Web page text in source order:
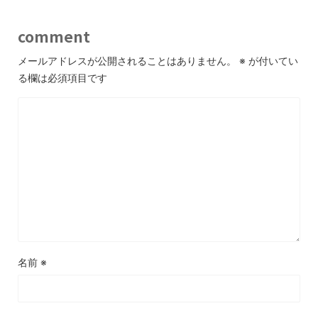
comment
メールアドレスが公開されることはありません。 ※ が付いてい
る欄は必須項目です
名前 ※